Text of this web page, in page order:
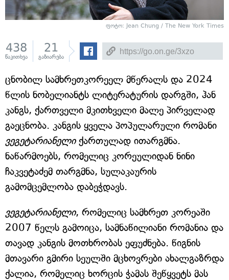
ფოტო: Jean Chung / The New York Times
438
წაკითხვა
21
გაზიარება
ცნობილ სამხრეთკორეელ მწერალს და 2024
წლის ნობელიანტს ლიტერატურის დარგში, ჰან
კანგს, ქართველი მკითხველი მალე პირველად
გაეცნობა. კანგის ყველა პოპულარული რომანი
ვეგეტარიანელიქართულად ითარგმნა.
ნაწარმოებს, რომელიც კორეულიდან ნინი
ჩაკვეტაძემ თარგმნა, სულაკაურის
გამომცემლობა დაბეჭდავს.
ვეგეტარიანელი, რომელიც სამხრეთ კორეაში
2007 წელს გამოიცა, სამნაწილიანი რომანია და
თავად კანგის მოთხრობას ეფუძნება. წიგნის
მთავარი გმირი სეულში მცხოვრები ახალგაზრდა
ქალია, რომელიც ხორცის ჭამას შეწყვეტს მას